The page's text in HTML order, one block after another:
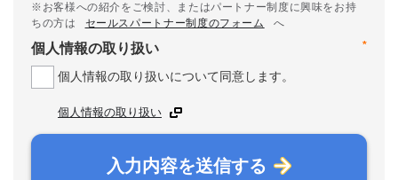
※お客様への紹介をご検討、またはパートナー制度に興味をお持
ちの方は
セールスパートナー制度のフォーム
へ
*
個人情報の取り扱い
個人情報の取り扱いについて同意します。
個人情報の取り扱い
入力内容を送信する